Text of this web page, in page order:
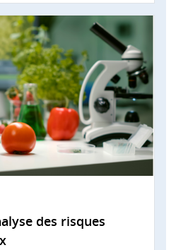
des risques